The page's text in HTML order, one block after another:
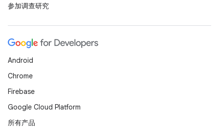
参加调查研究
Android
Chrome
Firebase
Google Cloud Platform
所有产品